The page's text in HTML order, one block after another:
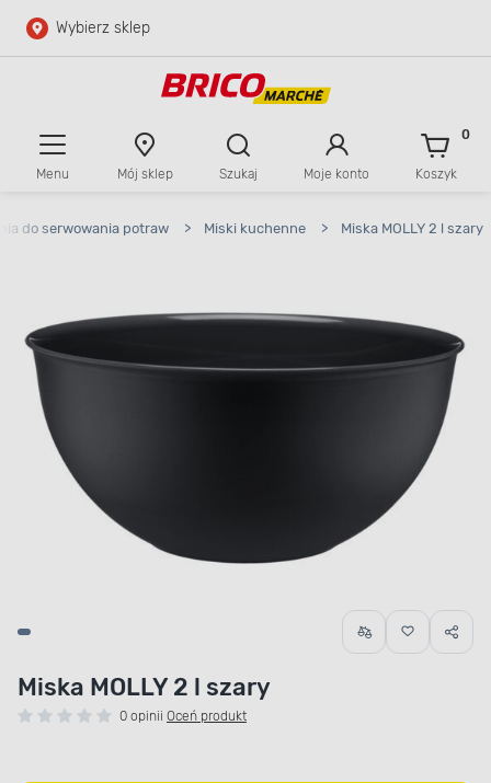
Przejdź do głównej zawartości
Wybierz sklep
Menu Mój sklep Szukaj Moje konto Koszyk
0
do serwowania potraw > Miski kuchenne > Miska MOLLY 2 l szary
Miska MOLLY 2 l szary
0 opinii Oceń produkt